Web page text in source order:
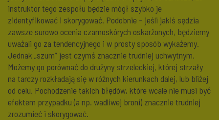
instruktor tego zespołu będzie mógł szybko je
zidentyfikować i skorygować. Podobnie – jeśli jakiś sędzia
zawsze surowo ocenia czarnoskórych oskarżonych, będziemy
uważali go za tendencyjnego i w prosty sposób wykażemy.
Jednak „szum” jest czymś znacznie trudniej uchwytnym.
Możemy go porównać do drużyny strzeleckiej, której strzały
na tarczy rozkładają się w różnych kierunkach dalej, lub bliżej
od celu. Pochodzenie takich błędów, które wcale nie musi być
efektem przypadku (a np. wadliwej broni) znacznie trudniej
zrozumieć i skorygować.